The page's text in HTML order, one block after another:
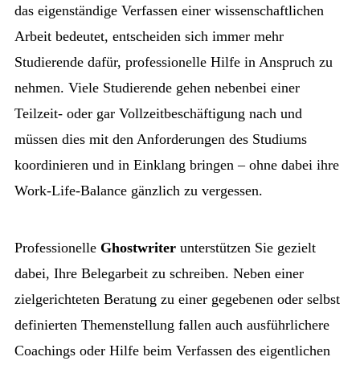
das eigenständige Verfassen einer wissenschaftlichen
Arbeit bedeutet, entscheiden sich immer mehr
Studierende dafür, professionelle Hilfe in Anspruch zu
nehmen. Viele Studierende gehen nebenbei einer
Teilzeit- oder gar Vollzeitbeschäftigung nach und
müssen dies mit den Anforderungen des Studiums
koordinieren und in Einklang bringen – ohne dabei ihre
Work-Life-Balance gänzlich zu vergessen.
Professionelle Ghostwriter unterstützen Sie gezielt
dabei, Ihre Belegarbeit zu schreiben. Neben einer
zielgerichteten Beratung zu einer gegebenen oder selbst
definierten Themenstellung fallen auch ausführlichere
Coachings oder Hilfe beim Verfassen des eigentlichen